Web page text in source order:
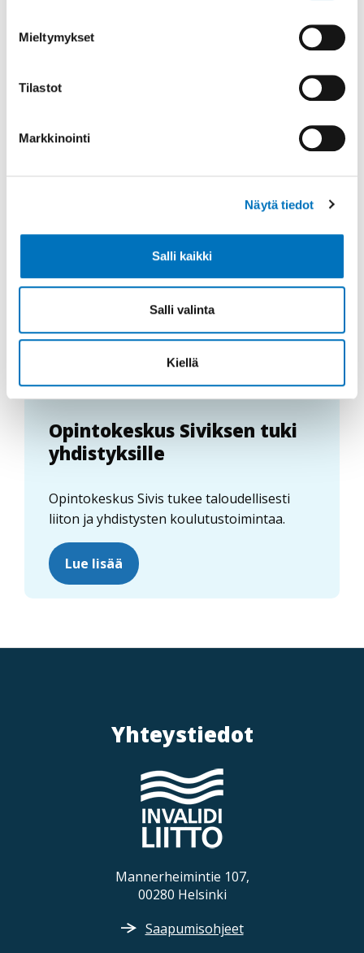
Mieltymykset
Tilastot
Markkinointi
Näytä tiedot
Salli kaikki
Salli valinta
Kiellä
tulevaisuudessa näiden nettisivujen
Opintokeskus Siviksen tuki
yhdistyksille
Opintokeskus Sivis tukee taloudellisesti
liiton ja yhdistysten koulutustoimintaa.
Lue lisää
Yhteystiedot
Mannerheimintie 107,
00280 Helsinki
Saapumisohjeet